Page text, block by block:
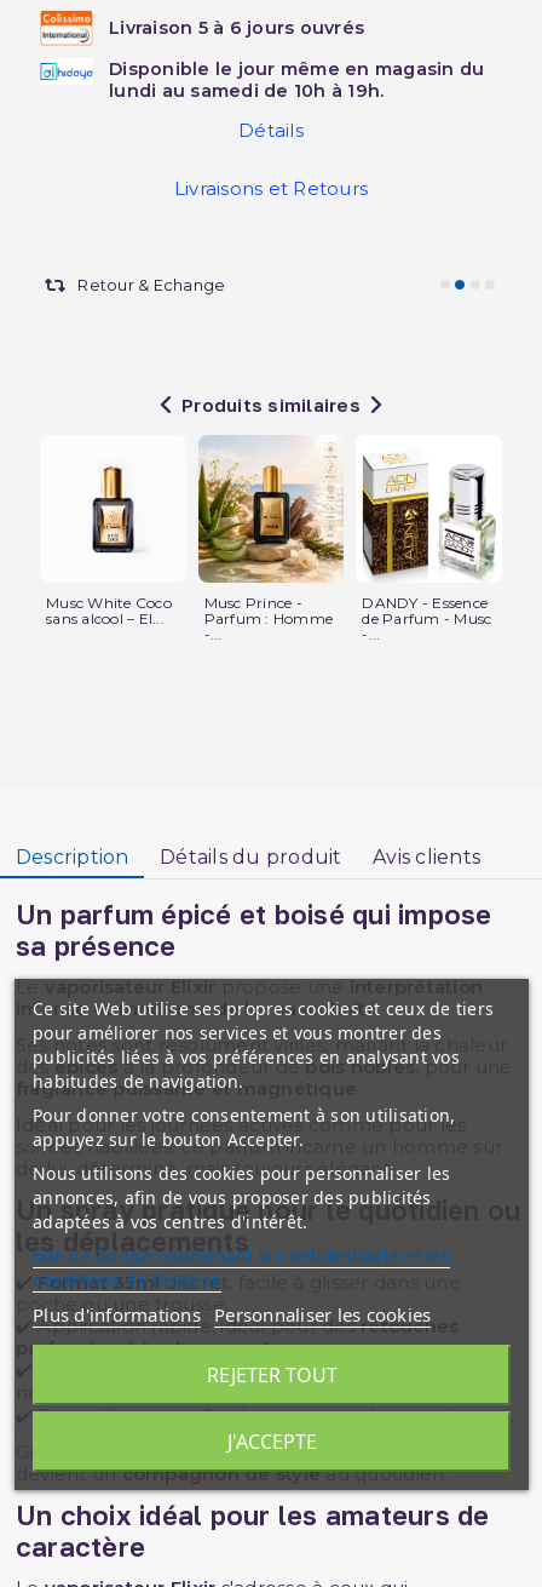
Livraison 5 à 6 jours ouvrés
Disponible le jour même en magasin du
lundi au samedi de 10h à 19h.
Détails
Livraisons et Retours
Retour & Echange
Produits similaires
Musc White Coco
sans alcool – El...
Musc Prince -
Parfum : Homme
-...
DANDY - Essence
de Parfum - Musc
-...
Description Détails du produit Avis clients
Un parfum épicé et boisé qui impose
sa présence
intense et moderne de la masculinité.
Ses notes sont résolument viriles, mariant la chaleur
desépices à la profondeur debois nobles, pour une
fragrance puissante et magnétique
Idéal pour les journées actives comme pour les
soirées habillées, ce parfum incarne un homme sûr
de lui, déterminé, mais toujours élégant.
Un spray pratique pour le quotidien ou
les déplacements
✔️Format 35mldiscret, facile à glisser dans une
poche ou une trousse.
✔️ Application rapide, idéal pour desretouches
parfumées à tout moment.
✔️ À associer avec d’autres références masculines de
.
✔️ Complément parfait à vos essentielscosmétiques
Grâce à son format vaporisateur compact, Elixir
devient uncompagnon de styleau quotidien.
Un choix idéal pour les amateurs de
caractère
Ce site Web utilise ses propres cookies et ceux de tiers
pour améliorer nos services et vous montrer des
publicités liées à vos préférences en analysant vos
habitudes de navigation.
Pour donner votre consentement à son utilisation,
appuyez sur le bouton Accepter.
Nous utilisons des cookies pour personnaliser les
annonces, afin de vous proposer des publicités
adaptées à vos centres d'intérêt.
site de Google concernant la confidentialité et les
conditions d'utilisation
Plus d'informations Personnaliser les cookies
REJETER TOUT
J'ACCEPTE